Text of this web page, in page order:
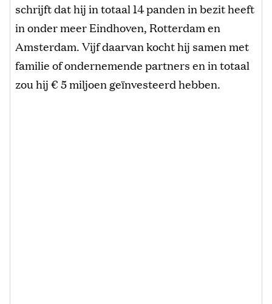
schrijft dat hij in totaal 14 panden in bezit heeft
in onder meer Eindhoven, Rotterdam en
Amsterdam. Vijf daarvan kocht hij samen met
familie of ondernemende partners en in totaal
zou hij € 5 miljoen geïnvesteerd hebben.